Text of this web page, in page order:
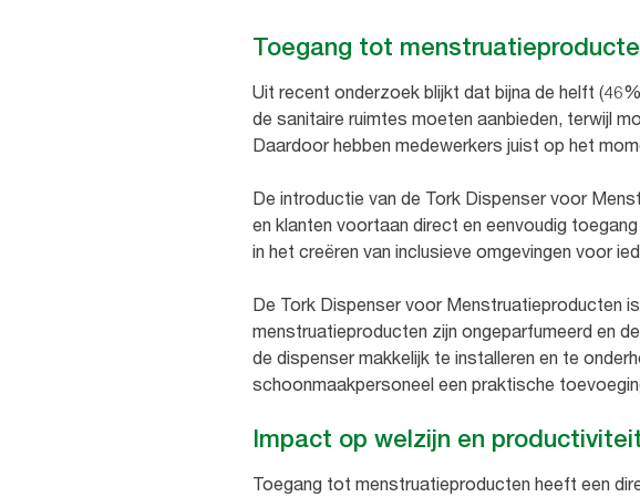
Toegang tot
Uit recent onderzoek blijkt dat bijna de helft
de sanitaire ruimtes moeten aanbieden, terwijl
Daardoor hebben medewerkers juist op het
De introductie van de Tork Dispenser voor
en klanten voortaan direct en eenvoudig
in het creëren van inclusieve omgevingen voor
De Tork Dispenser voor Menstruatieproducten
menstruatieproducten zijn ongeparfumeerd en
de dispenser makkelijk te installeren en te
schoonmaakpersoneel een praktische
Impact op welzijn en
Toegang tot menstruatieproducten heeft een